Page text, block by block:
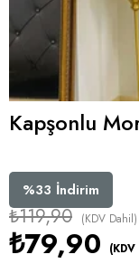
Kapşonlu
%33 İndirim
₺119,90 (KDV Dahil)
₺79,90